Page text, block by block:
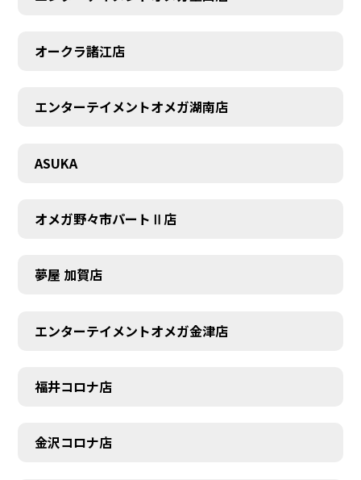
CONTACT
オークラ諸江店
エンターテイメントオメガ湖南店
ASUKA
オメガ野々市パートⅡ店
夢屋 加賀店
エンターテイメントオメガ金津店
福井コロナ店
金沢コロナ店